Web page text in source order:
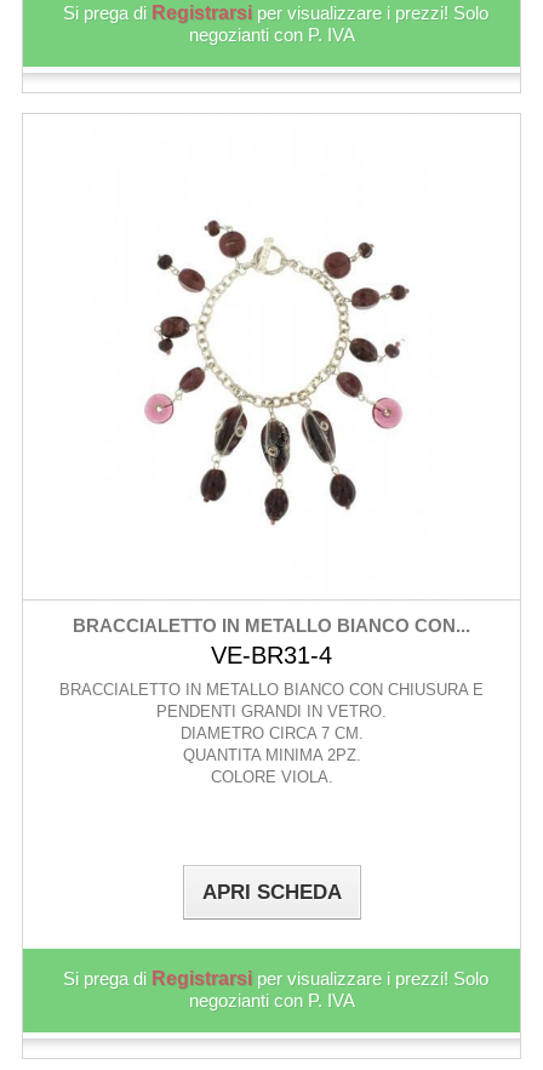
Si prega di Registrarsi per visualizzare i prezzi! Solo
negozianti con P. IVA
BRACCIALETTO IN METALLO BIANCO CON...
VE-BR31-4
BRACCIALETTO IN METALLO BIANCO CON CHIUSURA E
PENDENTI GRANDI IN VETRO.
DIAMETRO CIRCA 7 CM.
QUANTITA MINIMA 2PZ.
COLORE VIOLA.
APRI SCHEDA
Si prega di Registrarsi per visualizzare i prezzi! Solo
negozianti con P. IVA